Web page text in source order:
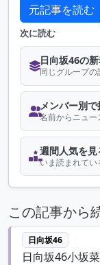
元記事を読む
次に読む
日向坂46の
同じグループの
メンバー別で
名前からニュー
週間人気を見
いま読まれてい
この記事から
日向坂46
日向坂46小坂